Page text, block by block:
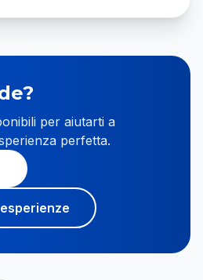
per aiutarti a
perfetta.